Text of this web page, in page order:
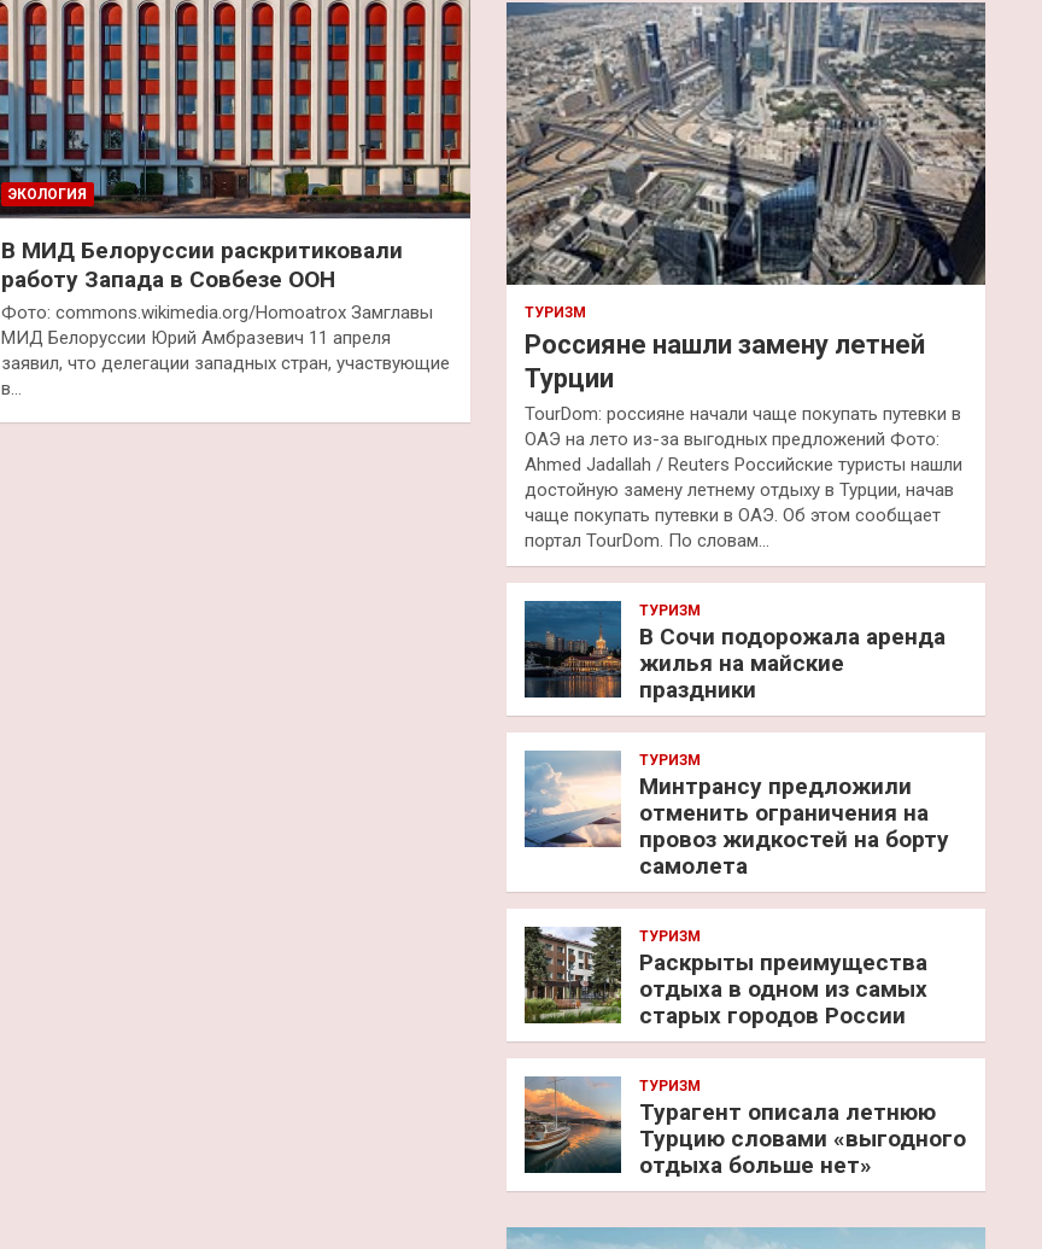
ЭКОЛОГИЯ
В МИД Белоруссии раскритиковали
работу Запада в Совбезе ООН
Фото: commons.wikimedia.org/Homoatrox Замглавы
МИД Белоруссии Юрий Амбразевич 11 апреля
заявил, что делегации западных стран, участвующие
в…
к
ТУРИЗМ
Россияне нашли замену летней
Турции
TourDom: россияне начали чаще покупать путевки в
ОАЭ на лето из-за выгодных предложений Фото:
Ahmed Jadallah / Reuters Российские туристы нашли
достойную замену летнему отдыху в Турции, начав
чаще покупать путевки в ОАЭ. Об этом сообщает
портал TourDom. По словам…
ТУРИЗМ
В Сочи подорожала аренда
жилья на майские
праздники
ТУРИЗМ
Минтрансу предложили
отменить ограничения на
провоз жидкостей на борту
самолета
ТУРИЗМ
Раскрыты преимущества
отдыха в одном из самых
старых городов России
ТУРИЗМ
Турагент описала летнюю
Турцию словами «выгодного
отдыха больше нет»